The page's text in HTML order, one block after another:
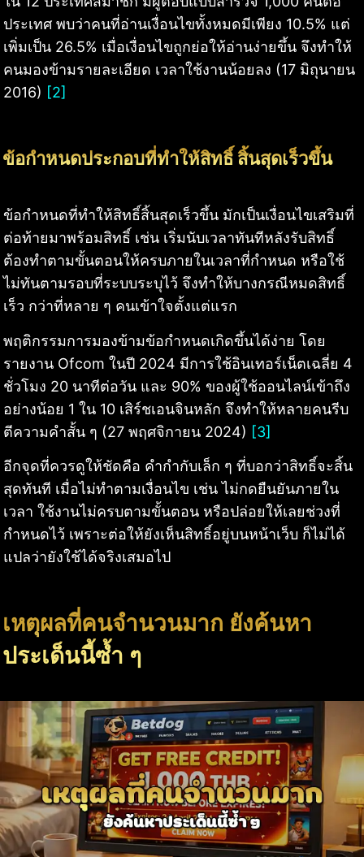
ประเทศ พบว่าคนที่อ่านเงื่อนไขทั้งหมดมีเพียง 10.5% แต่
เพิ่มเป็น 26.5% เมื่อเงื่อนไขถูกย่อให้อ่านง่ายขึ้น จึงทำให้
คนมองข้ามรายละเอียด เวลาใช้งานน้อยลง (17 มิถุนายน
2016) [2]
ข้อกำหนดประกอบที่ทำให้สิทธิ์ สิ้นสุดเร็วขึ้น
ข้อกำหนดที่ทำให้สิทธิ์สิ้นสุดเร็วขึ้น มักเป็นเงื่อนไขเสริมที่
ต่อท้ายมาพร้อมสิทธิ์ เช่น เริ่มนับเวลาทันทีหลังรับสิทธิ์
ต้องทำตามขั้นตอนให้ครบภายในเวลาที่กำหนด หรือใช้
ไม่ทันตามรอบที่ระบบระบุไว้ จึงทำให้บางกรณีหมดสิทธิ์
เร็ว กว่าที่หลาย ๆ คนเข้าใจตั้งแต่แรก
พฤติกรรมการมองข้ามข้อกำหนดเกิดขึ้นได้ง่าย โดย
รายงาน Ofcom ในปี 2024 มีการใช้อินเทอร์เน็ตเฉลี่ย 4
ชั่วโมง 20 นาทีต่อวัน และ 90% ของผู้ใช้ออนไลน์เข้าถึง
อย่างน้อย 1 ใน 10 เสิร์ชเอนจินหลัก จึงทำให้หลายคนรีบ
ตีความคำสั้น ๆ (27 พฤศจิกายน 2024) [3]
อีกจุดที่ควรดูให้ชัดคือ คำกำกับเล็ก ๆ ที่บอกว่าสิทธิ์จะสิ้น
สุดทันที เมื่อไม่ทำตามเงื่อนไข เช่น ไม่กดยืนยันภายใน
เวลา ใช้งานไม่ครบตามขั้นตอน หรือปล่อยให้เลยช่วงที่
กำหนดไว้ เพราะต่อให้ยังเห็นสิทธิ์อยู่บนหน้าเว็บ ก็ไม่ได้
แปลว่ายังใช้ได้จริงเสมอไป
เหตุผลที่คนจำนวนมาก ยังค้นหา
ประเด็นนี้ซ้ำ ๆ